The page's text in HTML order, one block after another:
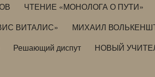
ЧТЕНИЕ «МОНОЛОГА О ПУТИ»
ВИТАЛИС»
МИХАИЛ
Решающий диспут НОВЫЙ